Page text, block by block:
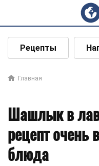
Рецепты
Главная
Шашлык в
рецепт очень
блюда